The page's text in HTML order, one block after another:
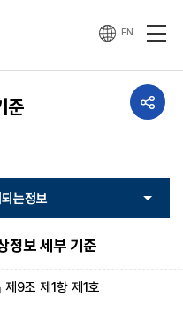
EN
준
공유하기
열기
정보 세부 기준
제9조 제1항 제1호